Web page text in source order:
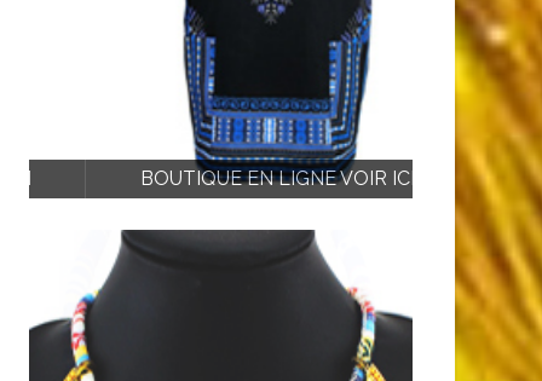
BOUTIQUE EN LIGNE VOIR ICI